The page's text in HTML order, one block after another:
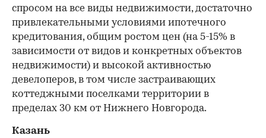
спросом на все виды недвижимости, достаточно
привлекательными условиями ипотечного
кредитования, общим ростом цен (на 5-15% в
зависимости от видов и конкретных объектов
недвижимости) и высокой активностью
девелоперов, в том числе застраивающих
коттеджными поселками территории в
пределах 30 км от Нижнего Новгорода.
Казань